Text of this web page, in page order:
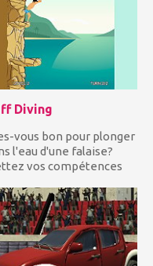
Diving
vous bon pour plonger
l'eau d'une falaise?
vos compétences